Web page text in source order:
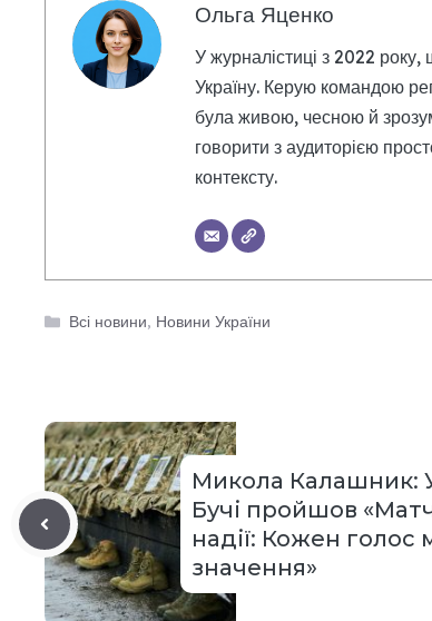
Ольга Яценко
У журналістиці з 2022
Україну. Керую командою
була живою, чесною й
говорити з аудиторією
контексту.
Категорії
Всі новини, Новини України
Микола Калашник:
Бучі пройшов
надії: Кожен голос
значення»